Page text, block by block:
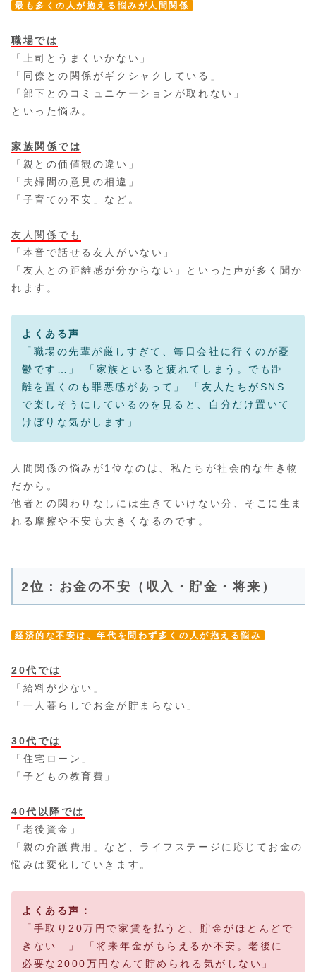
最も多くの人が抱える悩みが人間関係
職場では
「上司とうまくいかない」
「同僚との関係がギクシャクしている」
「部下とのコミュニケーションが取れない」
といった悩み。
家族関係では
「親との価値観の違い」
「夫婦間の意見の相違」
「子育ての不安」など。
友人関係でも
「本音で話せる友人がいない」
「友人との距離感が分からない」といった声が多く聞か
れます。
よくある声
「職場の先輩が厳しすぎて、毎日会社に行くのが憂
鬱です…」 「家族といると疲れてしまう。でも距
離を置くのも罪悪感があって」 「友人たちがSNS
で楽しそうにしているのを見ると、自分だけ置いて
けぼりな気がします」
人間関係の悩みが1位なのは、私たちが社会的な生き物
だから。
他者との関わりなしには生きていけない分、そこに生ま
れる摩擦や不安も大きくなるのです。
2位：お金の不安（収入・貯金・将来）
経済的な不安は、年代を問わず多くの人が抱える悩み
20代では
「給料が少ない」
「一人暮らしでお金が貯まらない」
30代では
「住宅ローン」
「子どもの教育費」
40代以降では
「老後資金」
「親の介護費用」など、ライフステージに応じてお金の
悩みは変化していきます。
よくある声：
「手取り20万円で家賃を払うと、貯金がほとんどで
きない…」 「将来年金がもらえるか不安。老後に
必要な2000万円なんて貯められる気がしない」